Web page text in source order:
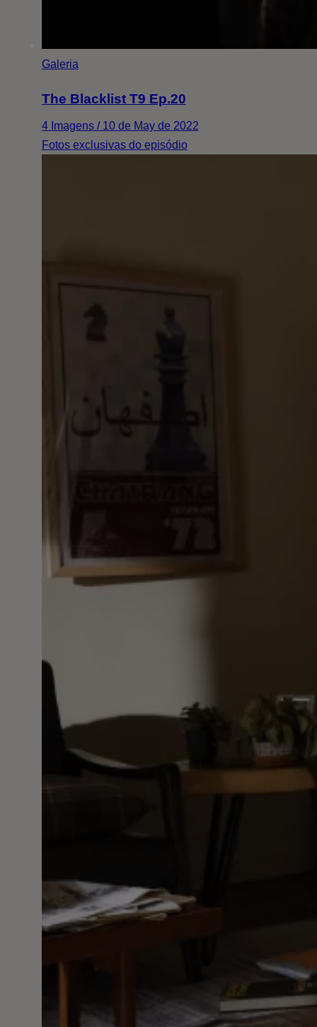
Galeria
The Blacklist T9 Ep.20
4 Imagens / 10 de May de 2022
Fotos exclusivas do episódio